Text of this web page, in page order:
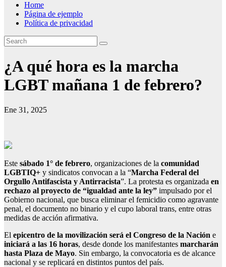
Home
Página de ejemplo
Política de privacidad
¿A qué hora es la marcha
LGBT mañana 1 de febrero?
Ene 31, 2025
Este sábado 1° de febrero, organizaciones de la comunidad
LGBTIQ+ y sindicatos convocan a la “Marcha Federal del
Orgullo Antifascista y Antirracista”. La protesta es organizada en
rechazo al proyecto de “igualdad ante la ley” impulsado por el
Gobierno nacional, que busca eliminar el femicidio como agravante
penal, el documento no binario y el cupo laboral trans, entre otras
medidas de acción afirmativa.
El epicentro de la movilización será el Congreso de la Nación e
iniciará a las 16 horas, desde donde los manifestantes marcharán
hasta Plaza de Mayo. Sin embargo, la convocatoria es de alcance
nacional y se replicará en distintos puntos del país.